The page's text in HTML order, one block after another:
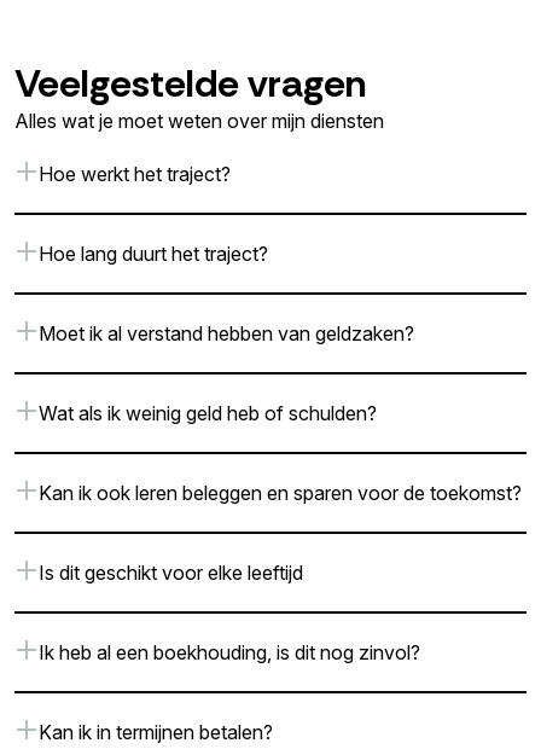
Veelgestelde vragen
Alles wat je moet weten over mijn diensten
Hoe werkt het traject?
Hoe lang duurt het traject?
Moet ik al verstand hebben van geldzaken?
Wat als ik weinig geld heb of schulden?
Kan ik ook leren beleggen en sparen voor de toekomst?
Is dit geschikt voor elke leeftijd
Ik heb al een boekhouding, is dit nog zinvol?
Kan ik in termijnen betalen?